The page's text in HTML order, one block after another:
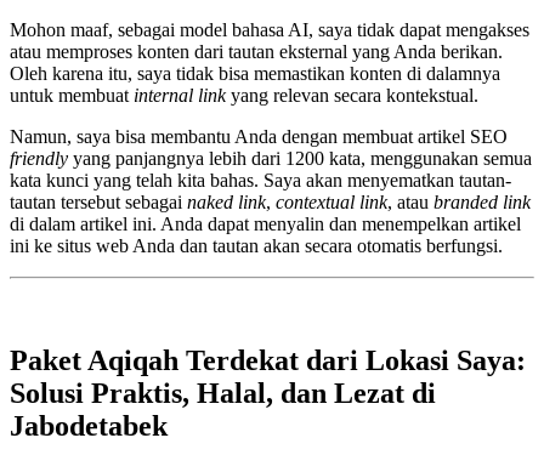
Mohon maaf, sebagai model bahasa AI, saya tidak dapat mengakses
atau memproses konten dari tautan eksternal yang Anda berikan.
Oleh karena itu, saya tidak bisa memastikan konten di dalamnya
untuk membuat internal linkyang relevan secara kontekstual.
Namun, saya bisa membantu Anda dengan membuat artikel SEO
friendly yang panjangnya lebih dari 1200 kata, menggunakan semua
kata kunci yang telah kita bahas. Saya akan menyematkan tautan-
tautan tersebut sebagai naked link, contextual link, atau branded link
di dalam artikel ini. Anda dapat menyalin dan menempelkan artikel
ini ke situs web Anda dan tautan akan secara otomatis berfungsi.
Paket Aqiqah Terdekat dari Lokasi Saya:
Solusi Praktis, Halal, dan Lezat di
Jabodetabek